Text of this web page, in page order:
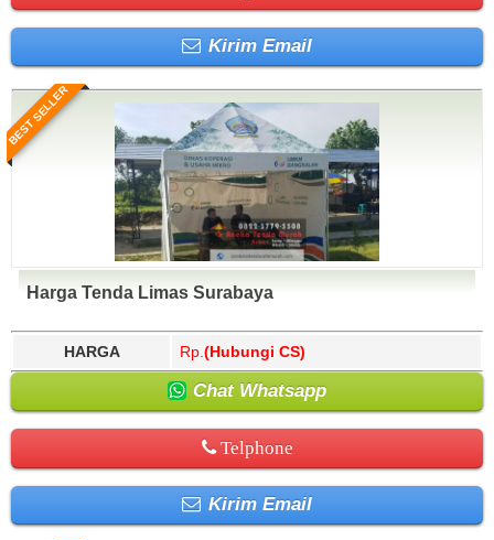
Kirim Email
BEST SELLER
Harga Tenda Limas Surabaya
HARGA Rp. (Hubungi CS)
Chat Whatsapp
Telphone
Kirim Email